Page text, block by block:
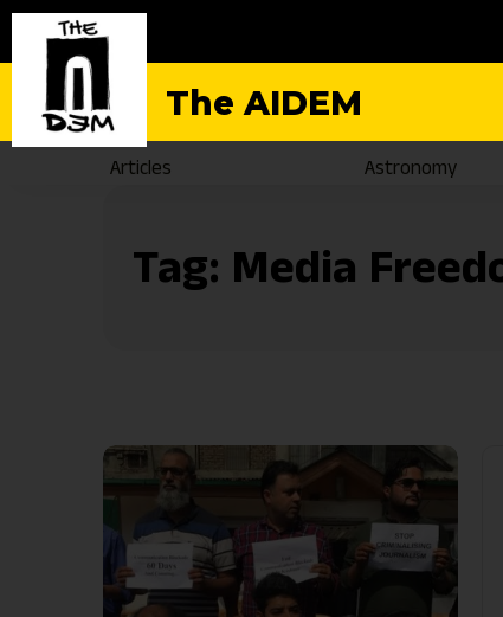
The AIDEM
Articles Astronomy
Tag: Media